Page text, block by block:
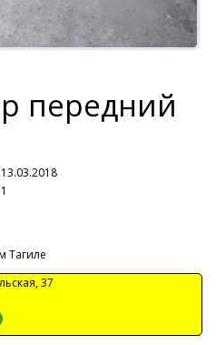
передний
Тагиле
37